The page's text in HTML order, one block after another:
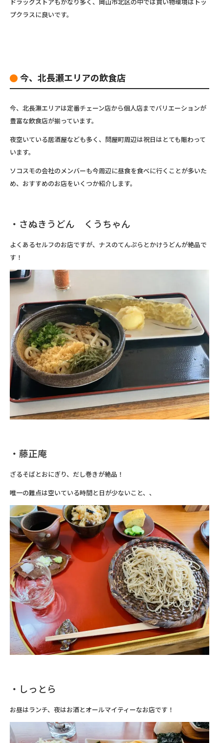
ドラッグストアもかなり多く、岡山市北区の中では買い物環境はトッ
プクラスに良いです。
今、北長瀬エリアの飲食店
今、北長瀬エリアは定番チェーン店から個人店までバリエーションが
豊富な飲食店が揃っています。
夜空いている居酒屋なども多く、問屋町周辺は祝日はとても賑わって
います。
ソコスモの会社のメンバーも今周辺に昼食を食べに行くことが多いた
め、おすすめのお店をいくつか紹介します。
・さぬきうどん くうちゃん
よくあるセルフのお店ですが、ナスのてんぷらとかけうどんが絶品で
す！
・藤正庵
ざるそばとおにぎり、だし巻きが絶品！
唯一の難点は空いている時間と日が少ないこと、、
・しっとら
お昼はランチ、夜はお酒とオールマイティーなお店です！